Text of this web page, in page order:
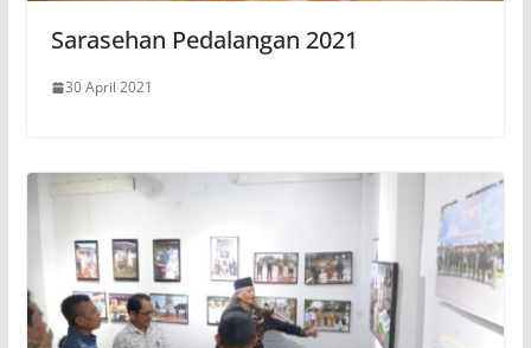
Sarasehan Pedalangan 2021
30 April 2021